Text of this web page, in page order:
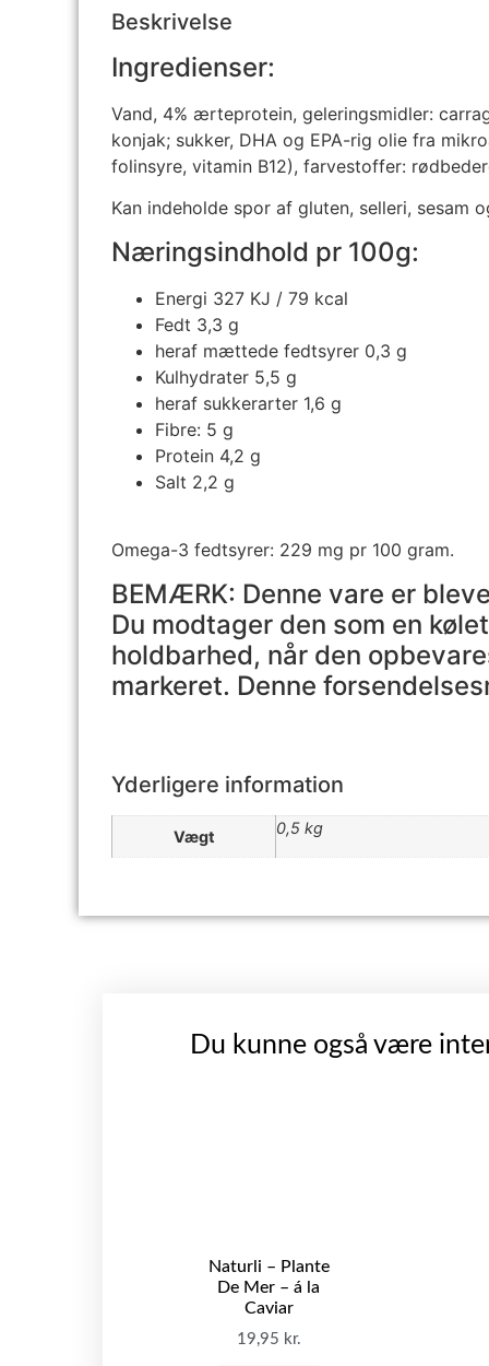
Beskrivelse
Ingredienser:
Vand, 4% ærteprotein, geleringsmidler:
konjak; sukker, DHA og EPA-rig olie fra
folinsyre, vitamin B12), farvestoffer:
Kan indeholde spor af gluten, selleri, sesam
Næringsindhold pr 100g:
Energi 327 KJ / 79 kcal
Fedt 3,3 g
heraf mættede fedtsyrer 0,3 g
Kulhydrater 5,5 g
heraf sukkerarter 1,6 g
Fibre: 5 g
Protein 4,2 g
Salt 2,2 g
Omega-3 fedtsyrer: 229 mg pr 100 gram.
BEMÆRK: Denne vare er
Du modtager den som en
holdbarhed, når den
markeret. Denne
Yderligere information
Vægt 0,5 kg
Du kunne også være
Naturli – Plante
De Mer – á la
Caviar
19,95 kr.